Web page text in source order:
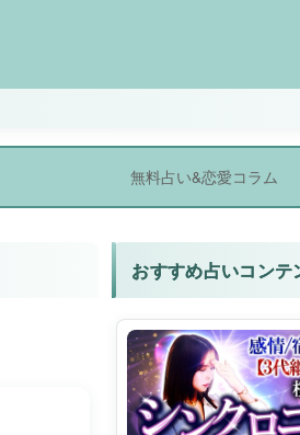
無料占い&恋愛コラム
おすすめ占いコンテ